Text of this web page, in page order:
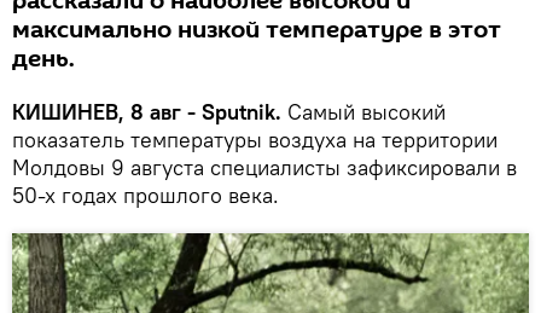
максимально низкой температуре в этот
день.
КИШИНЕВ, 8 авг - Sputnik. Самый высокий
показатель температуры воздуха на территории
Молдовы 9 августа специалисты зафиксировали в
50-х годах прошлого века.